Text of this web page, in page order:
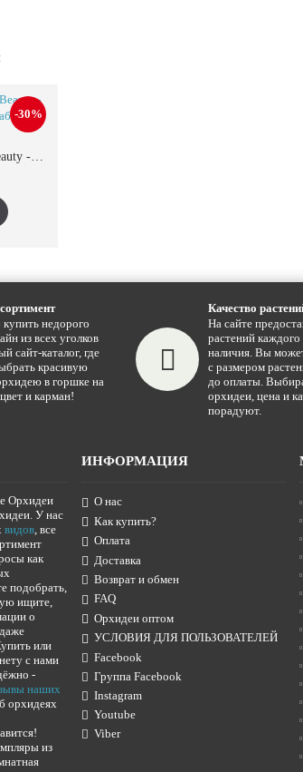
-30%
Phal. (Sin Yuan Golden Beauty - Juibo Red Rose) big lip бабочка уценка
недорого
из всех уголков
сайт-каталог, где
красивую
в горшке на
и карман!
Качество
На сайте
растений каждого
наличия. Вы
с размером
до оплаты.
орхидеи, цена и
порадуют.
Орхидеи
У нас
видов, все
как
подобрать,
ищите,
о
или
с нами
-
наших
орхидеях
из
ИНФОРМАЦИЯ
О нас
Как купить?
Оплата
Доставка
Возврат и обмен
FAQ
Орхидеи оптом
УСЛОВИЯ ДЛЯ ПОЛЬЗОВАТЕЛЕЙ
Facebook
Группа Facebook
Instagram
Youtube
Viber